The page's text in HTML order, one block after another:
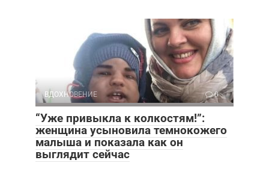
ВДОХНОВЕНИЕ 0
“Уже привыкла к колкостям!”:
женщина усыновила темнокожего
малыша и показала как он
выглядит сейчас